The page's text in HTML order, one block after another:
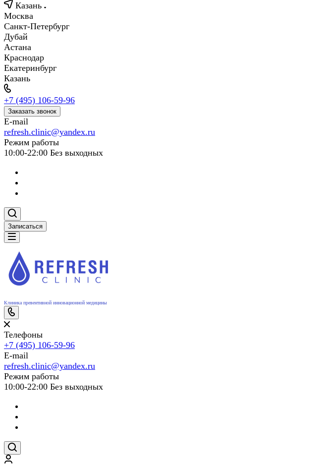
Казань
Москва
Санкт-Петербург
Дубай
Астана
Краснодар
Екатеринбург
Казань
+7 (495) 106-59-96
Заказать звонок
E-mail
refresh.clinic@yandex.ru
Режим работы
10:00-22:00 Без выходных
Записаться
Клиника превентивной инновационной медицины
Телефоны
+7 (495) 106-59-96
E-mail
refresh.clinic@yandex.ru
Режим работы
10:00-22:00 Без выходных